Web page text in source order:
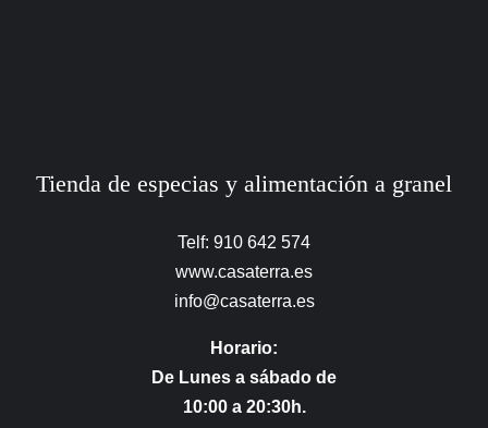
Tienda de especias y alimentación a granel
Telf: 910 642 574
www.casaterra.es
info@casaterra.es
Horario:
De Lunes a sábado de
10:00 a 20:30h.